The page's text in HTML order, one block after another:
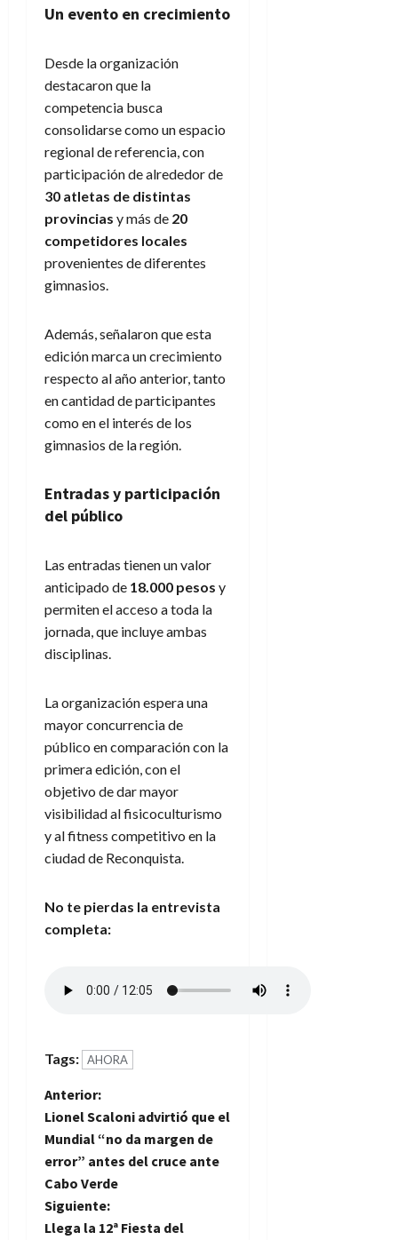
Un evento en crecimiento
Desde la organización
destacaron que la
competencia busca
consolidarse como un espacio
regional de referencia, con
participación de alrededor de
30 atletas de distintas
provincias y más de 20
competidores locales
provenientes de diferentes
gimnasios.
Además, señalaron que esta
edición marca un crecimiento
respecto al año anterior, tanto
en cantidad de participantes
como en el interés de los
gimnasios de la región.
Entradas y participación
del público
Las entradas tienen un valor
anticipado de 18.000 pesos y
permiten el acceso a toda la
jornada, que incluye ambas
disciplinas.
La organización espera una
mayor concurrencia de
público en comparación con la
primera edición, con el
objetivo de dar mayor
visibilidad al fisicoculturismo
y al fitness competitivo en la
ciudad de Reconquista.
No te pierdas la entrevista
completa:
Tags: AHORA
N
a
v
e
Anterior:
Lionel Scaloni advirtió que el
Mundial “no da margen de
error” antes del cruce ante
Cabo Verde
Siguiente:
Llega la 12ª Fiesta del